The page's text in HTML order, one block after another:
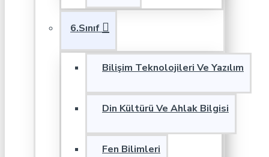
6.Sınıf
Bilişim Teknolojileri Ve Yazılım
Din Kültürü Ve Ahlak Bilgisi
Fen Bilimleri